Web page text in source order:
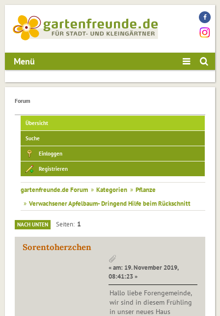
Menü
Forum
Übersicht
Suche
Einloggen
Registrieren
gartenfreunde.de Forum » Kategorien » Pflanze
» Verwachsener Apfelbaum- Dringend Hilfe beim Rückschnitt
NACH UNTEN Seiten 1
Sorentoherzchen
« am: 19. November 2019,
08:41:23 »
Hallo liebe Forengemeinde,
wir sind in diesem Frühling
in unser neues Haus